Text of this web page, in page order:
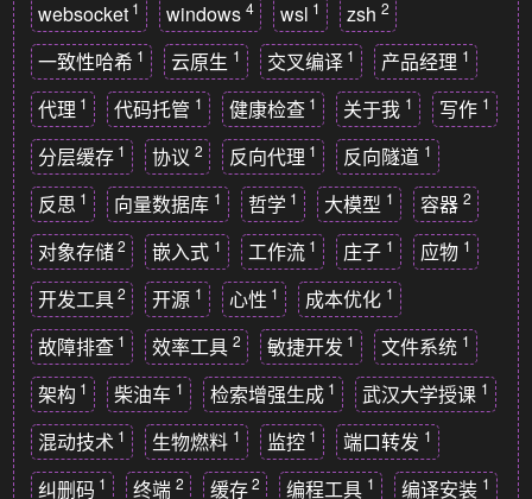
websocket 1 windows 4 wsl 1 zsh 2
一致性哈希 1 云原生 1 交叉编译 1 产品经理 1
代理 1 代码托管 1 健康检查 1 关于我 1 写作 1
分层缓存 1 协议 2 反向代理 1 反向隧道 1
反思 1 向量数据库 1 哲学 1 大模型 1 容器 2
对象存储 2 嵌入式 1 工作流 1 庄子 1 应物 1
开发工具 2 开源 1 心性 1 成本优化 1
故障排查 1 效率工具 2 敏捷开发 1 文件系统 1
架构 1 柴油车 1 检索增强生成 1 武汉大学授课 1
混动技术 1 生物燃料 1 监控 1 端口转发 1
纠删码 1 终端 2 缓存 2 编程工具 1 编译安装 1